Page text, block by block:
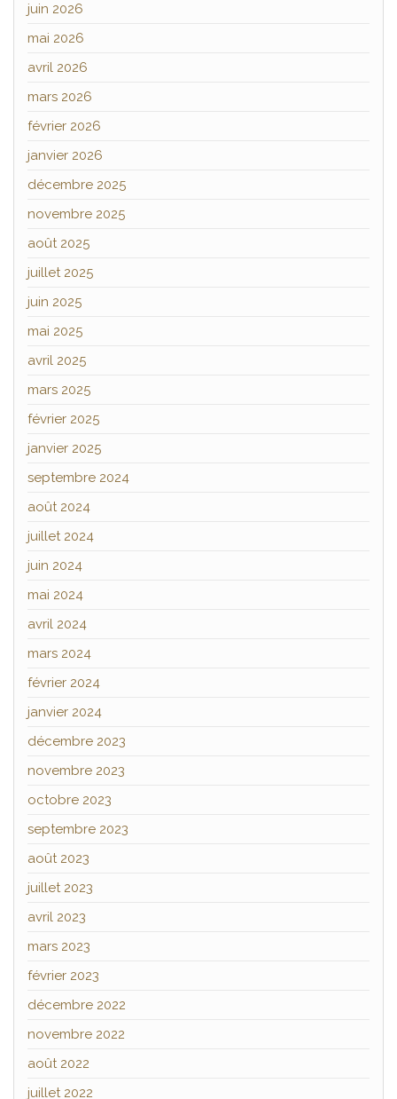
juin 2026
mai 2026
avril 2026
mars 2026
février 2026
janvier 2026
décembre 2025
novembre 2025
août 2025
juillet 2025
juin 2025
mai 2025
avril 2025
mars 2025
février 2025
janvier 2025
septembre 2024
août 2024
juillet 2024
juin 2024
mai 2024
avril 2024
mars 2024
février 2024
janvier 2024
décembre 2023
novembre 2023
octobre 2023
septembre 2023
août 2023
juillet 2023
avril 2023
mars 2023
février 2023
décembre 2022
novembre 2022
août 2022
juillet 2022